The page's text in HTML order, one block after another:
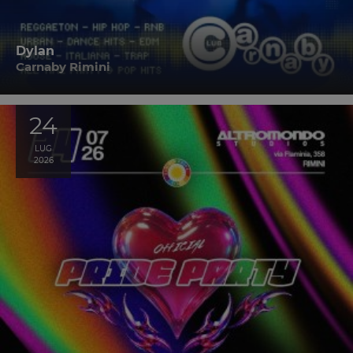
Dylan
Carnaby Rimini
24
LUG
2026